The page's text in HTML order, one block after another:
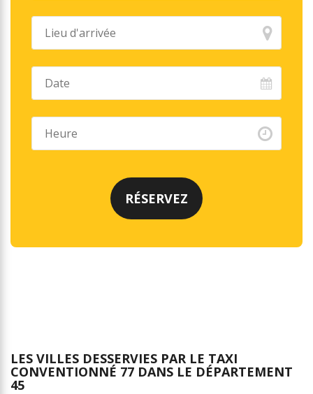
LES VILLES DESSERVIES PAR LE TAXI
CONVENTIONNÉ 77 DANS LE DÉPARTEMENT
45